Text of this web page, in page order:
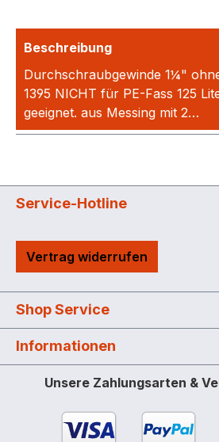
Beschreibung
Durchschraubgewinde 1¼"
1395 NICHT für PE-Fass 125
geeignet. aus Messing mit 2…
Service-Hotline
Vertrag widerrufen
Shop Service
Informationen
Unsere Zahlungsarten &